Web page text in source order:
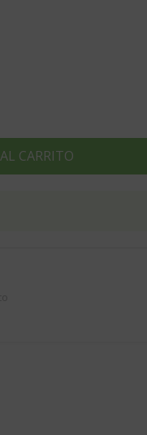
CARRITO